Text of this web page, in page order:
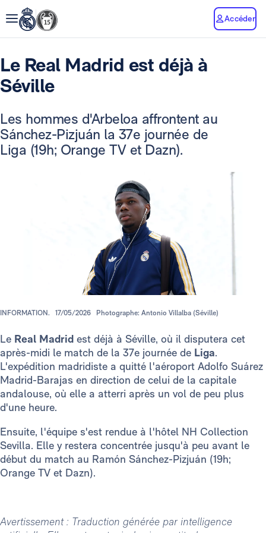
Accéder
Le Real Madrid est déjà à
Séville
Les hommes d'Arbeloa affrontent au
Sánchez-Pizjuán la 37e journée de
Liga (19h; Orange TV et Dazn).
INFORMATION. 17/05/2026 Photographe: Antonio Villalba (Séville)
Le Real Madrid est déjà à Séville, où il disputera cet
après-midi le match de la 37e journée de Liga.
L'expédition madridiste a quitté l'aéroport Adolfo Suárez
Madrid-Barajas en direction de celui de la capitale
andalouse, où elle a atterri après un vol de peu plus
d'une heure.
Ensuite, l'équipe s'est rendue à l'hôtel NH Collection
Sevilla. Elle y restera concentrée jusqu'à peu avant le
début du match au Ramón Sánchez-Pizjuán (19h;
Orange TV et Dazn).
Avertissement : Traduction générée par intelligence